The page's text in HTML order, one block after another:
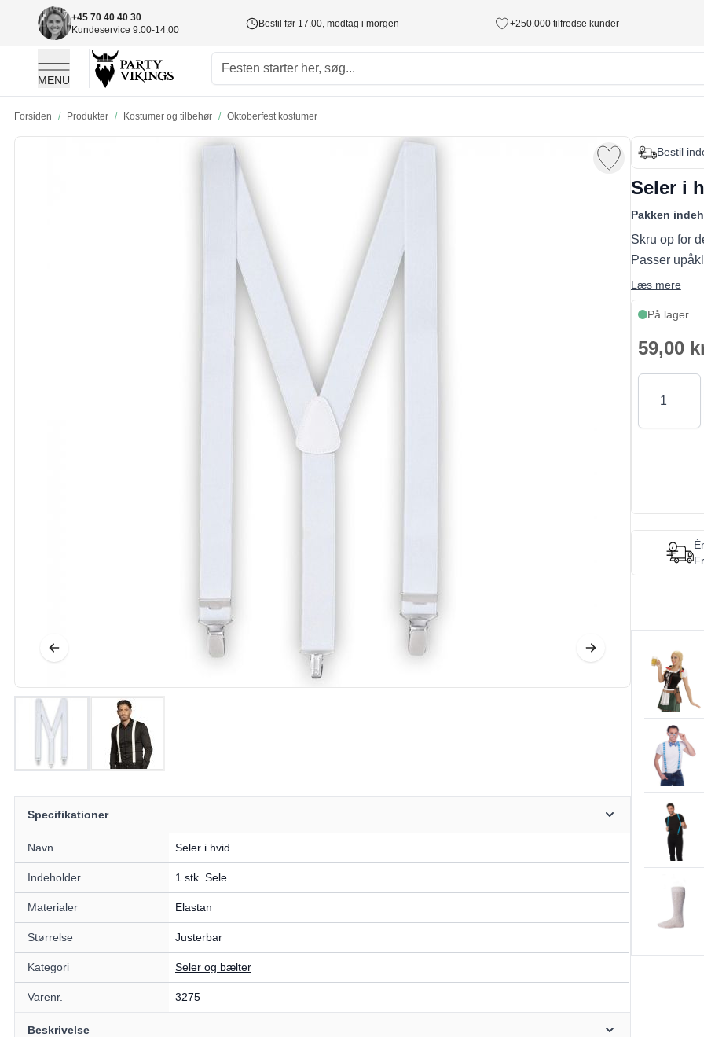
+45 70 40 40 30
Kundeservice 9:00-14:00
Bestil før 17.00, modtag i morgen +250.000 tilfredse kunder
MENU
Forsiden / Produkter / Kostumer og tilbehør / Oktoberfest kostumer
Specifikationer
Navn Seler i hvid
Indeholder 1 stk. Sele
Materialer Elastan
Størrelse Justerbar
Kategori Seler og bælter
Varenr. 3275
Beskrivelse
Bestil
Seler i
Pakken
Skru op for
Passer
Læs mere
På lager
59,00
Antal